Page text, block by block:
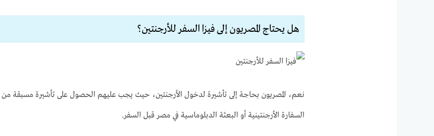
هل يحتاج المصريون إلى فيزا السفر للأرجنتين؟
نعم، المصريون بحاجة إلى تأشيرة لدخول الأرجنتين، حيث يجب عليهم الحصول على تأشيرة مسبقة من
السفارة الأرجنتينية أو البعثة الدبلوماسية في مصر قبل السفر.